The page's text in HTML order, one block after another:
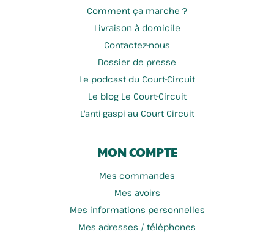
Comment ça marche ?
Livraison à domicile
Contactez-nous
Dossier de presse
Le podcast du Court-Circuit
Le blog Le Court-Circuit
L'anti-gaspi au Court Circuit
MON COMPTE
Mes commandes
Mes avoirs
Mes informations personnelles
Mes adresses / téléphones